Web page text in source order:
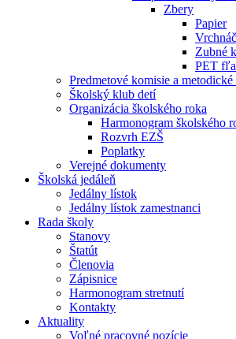
Zbery
Papier
Zubné
PET
Predmetové komisie a
Školský klub detí
Organizácia školského roka
Harmonogram školského
Rozvrh EZŠ
Poplatky
Verejné dokumenty
Školská jedáleň
Jedálny lístok
Jedálny lístok zamestnanci
Rada školy
Stanovy
Štatút
Členovia
Zápisnice
Harmonogram stretnutí
Kontakty
Aktuality
Voľné pracovné pozície